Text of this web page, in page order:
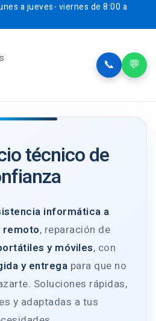
a jueves- viernes de 8:00 a
📞 💬
técnico de
informática a
remoto, reparación de
y móviles, con
y entrega para que no
Soluciones rápidas,
y adaptadas a tus